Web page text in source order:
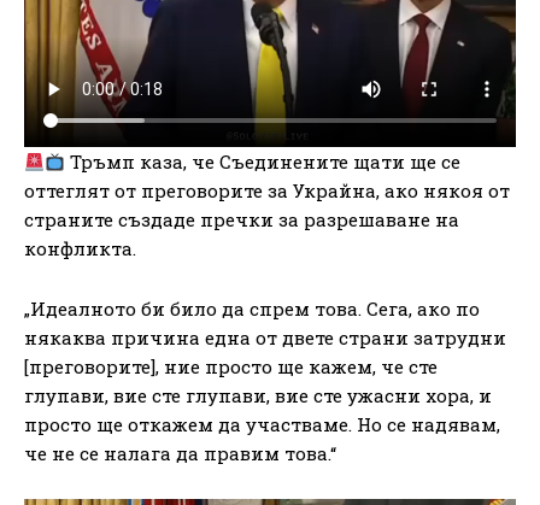
Тръмп каза, че Съединените щати ще се
оттеглят от преговорите за Украйна, ако някоя от
страните създаде пречки за разрешаване на
конфликта.
„Идеалното би било да спрем това. Сега, ако по
някаква причина една от двете страни затрудни
[преговорите], ние просто ще кажем, че сте
глупави, вие сте глупави, вие сте ужасни хора, и
просто ще откажем да участваме. Но се надявам,
че не се налага да правим това.“